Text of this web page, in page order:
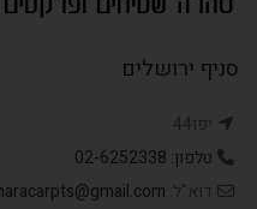
סניף ירושלים
יפו44
טלפון: 02-6252338
דוא"ל: